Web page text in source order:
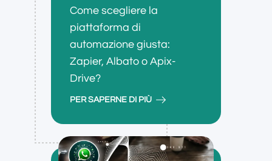
Come scegliere la
piattaforma di
automazione giusta:
Zapier, Albato o Apix-
Drive?
PER SAPERNE DI PIÙ